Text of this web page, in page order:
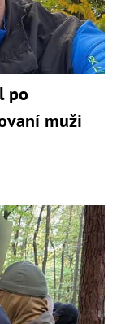
po
muži